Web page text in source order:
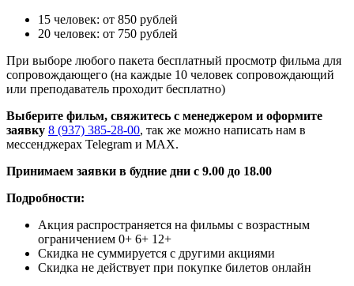
15 человек: от 850 рублей
20 человек: от 750 рублей
При выборе любого пакета бесплатный просмотр фильма для
сопровождающего (на каждые 10 человек сопровождающий
или преподаватель проходит бесплатно)
Выберите фильм, свяжитесь с менеджером и оформите
заявку 8 (937) 385-28-00, так же можно написать нам в
мессенджерах Telegram и MAX.
Принимаем заявки в будние дни с 9.00 до 18.00
Подробности:
Акция распространяется на фильмы с возрастным
ограничением 0+ 6+ 12+
Скидка не суммируется с другими акциями
Скидка не действует при покупке билетов онлайн